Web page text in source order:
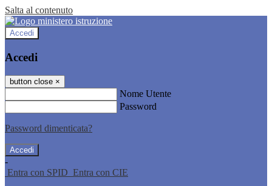
Salta al contenuto
Accedi
Accedi
button close ×
Nome Utente
Password
Password dimenticata?
-
Entra con SPID Entra con CIE